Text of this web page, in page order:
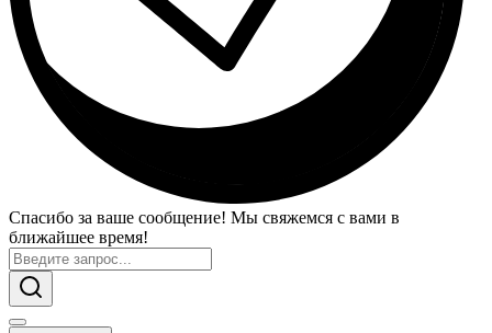
Спасибо за ваше сообщение! Мы свяжемся с вами в
ближайшее время!